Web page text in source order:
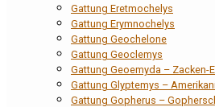
Gattung Eretmochelys
Gattung Erymnochelys
Gattung Geochelone
Gattung Geoclemys
Gattung Geoemyda – Zacken-
Gattung Glyptemys –
Gattung Gopherus –